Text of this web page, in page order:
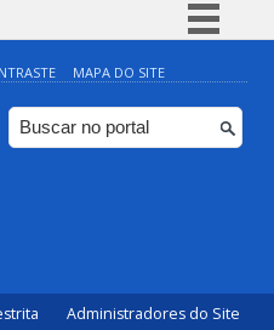
Simplifique!
Comunica BR
Participe
MAPA DO SITE
Administradores do Site